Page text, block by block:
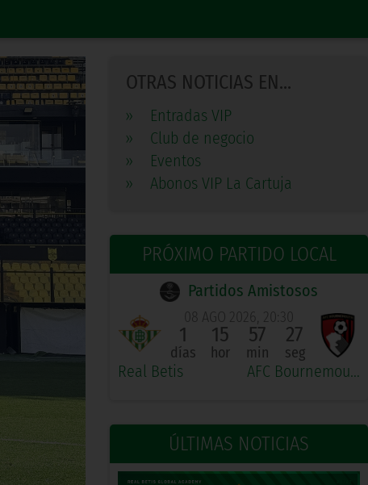
OTRAS NOTICIAS EN...
»
Entradas VIP
»
Club de negocio
»
Eventos
»
Abonos VIP La Cartuja
PRÓXIMO PARTIDO LOCAL
Partidos Amistosos
Real Betis
08 AGO 2026, 20:30
1
días
15
hor
57
min
26
seg
AFC Bournemouth
ÚLTIMAS NOTICIAS